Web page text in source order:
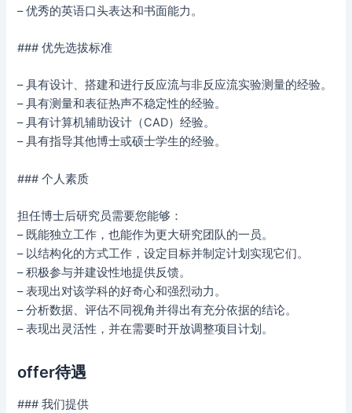
– 优秀的英语口头表达和书面能力。
### 优先选拔标准
– 具有设计、搭建和进行反应流与非反应流实验测量的经验。
– 具有测量和表征热声不稳定性的经验。
– 具有计算机辅助设计（CAD）经验。
– 具有指导其他博士或硕士学生的经验。
### 个人素质
担任博士后研究员需要您能够：
– 既能独立工作，也能作为更大研究团队的一员。
– 以结构化的方式工作，设定目标并制定计划实现它们。
– 积极参与并建设性地提供反馈。
– 表现出对该学科的好奇心和强烈动力。
– 分析数据、评估不同视角并得出有充分依据的结论。
– 表现出灵活性，并在需要时开放调整项目计划。
offer待遇
### 我们提供